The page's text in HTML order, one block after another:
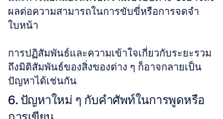
ผลต่อความสามารถในการขับขี่หรือการจดจำ
ใบหน้า
การปฏิสัมพันธ์และความเข้าใจเกี่ยวกับระยะรวม
ถึงมิติสัมพันธ์ของสิ่งของต่าง ๆ ก็อาจกลายเป็น
ปัญหาได้เช่นกัน
6. ปัญหาใหม่ ๆ กับคำศัพท์ในการพูดหรือ